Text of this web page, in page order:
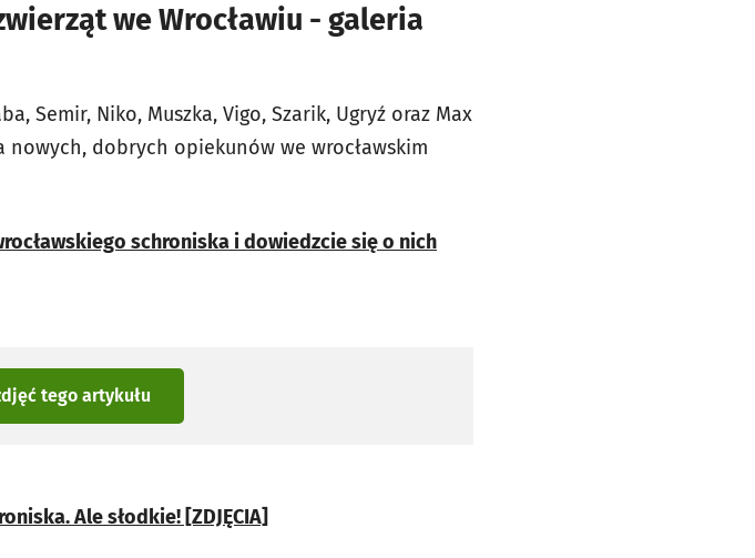
we Wrocławiu - galeria
Semir, Niko, Muszka, Vigo, Szarik, Ugryź oraz Max
dobrych opiekunów we wrocławskim
schroniska i dowiedzcie się o nich
tego artykułu
Ale słodkie! [ZDJĘCIA]